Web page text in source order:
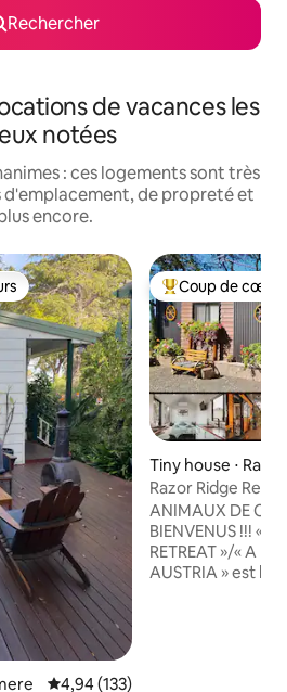
Rechercher
de vacances les
notées
: ces logements sont très
d'emplacement, de propreté et
encore.
Évaluation moyenne sur la
4,94 (133)
Coups de cœur
Coup de cœur
Tiny house ⋅
Razor Ridge
Animaux
ANIMAUX DE
BIENVENUS !!! «
RETREAT »/« A
AUSTRIA » est le